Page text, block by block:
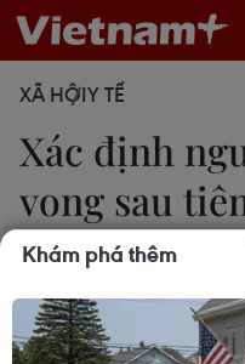
XÃ HỘIY TẾ
Xác định
vong sau
La
Hữu Quyết
15/10/2020 07:24
Khám phá thêm